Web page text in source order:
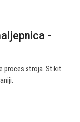
-
proces stroja. Stikit